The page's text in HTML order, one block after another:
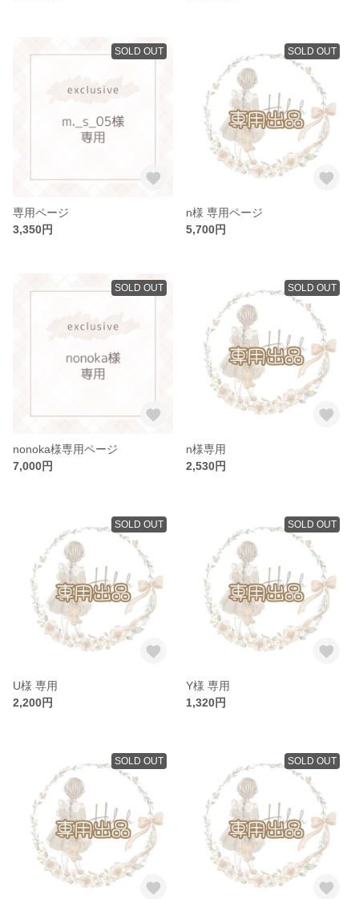
SOLD OUT
専用ページ
3,350円
SOLD OUT
n様 専用ページ
5,700円
SOLD OUT
nonoka様専用ページ
7,000円
SOLD OUT
n様専用
2,530円
SOLD OUT
U様 専用
2,200円
SOLD OUT
Y様 専用
1,320円
SOLD OUT SOLD OUT